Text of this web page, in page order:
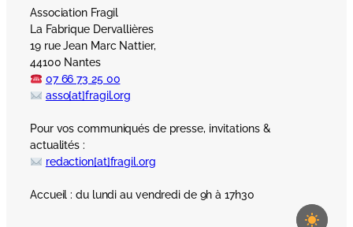
Association Fragil
La Fabrique Dervallières
19 rue Jean Marc Nattier,
44100 Nantes
07 66 73 25 00
asso[at]fragil.org
Pour vos communiqués de presse, invitations &
actualités :
redaction[at]fragil.org
Accueil : du lundi au vendredi de 9h à 17h30